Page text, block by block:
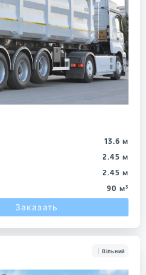
13.6 м
2.45 м
2.45 м
90 м³
Заказать
Вільний